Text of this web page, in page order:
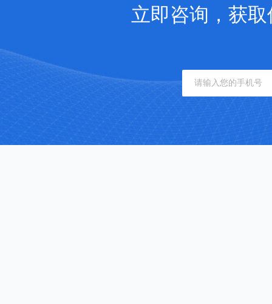
立即咨询，获